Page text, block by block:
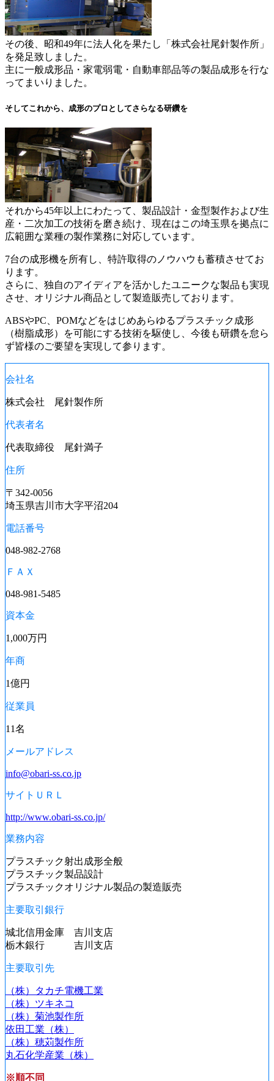
その後、昭和49年に法人化を果たし「株式会社尾針製作所」
を発足致しました。
主に一般成形品・家電弱電・自動車部品等の製品成形を行な
ってまいりました。
そしてこれから、成形のプロとしてさらなる研鑽を
それから45年以上にわたって、製品設計・金型製作および生
産・二次加工の技術を磨き続け、現在はこの埼玉県を拠点に
広範囲な業種の製作業務に対応しています。
7台の成形機を所有し、特許取得のノウハウも蓄積させてお
ります。
さらに、独自のアイディアを活かしたユニークな製品も実現
させ、オリジナル商品として製造販売しております。
ABSやPC、POMなどをはじめあらゆるプラスチック成形
（樹脂成形）を可能にする技術を駆使し、今後も研鑽を怠ら
ず皆様のご要望を実現して参ります。
会社名
株式会社 尾針製作所
代表者名
代表取締役 尾針満子
住所
〒342-0056
埼玉県吉川市大字平沼204
電話番号
048-982-2768
ＦＡＸ
048-981-5485
資本金
1,000万円
年商
1億円
従業員
11名
メールアドレス
info@obari-ss.co.jp
サイトＵＲＬ
http://www.obari-ss.co.jp/
業務内容
プラスチック射出成形全般
プラスチック製品設計
プラスチックオリジナル製品の製造販売
主要取引銀行
城北信用金庫 吉川支店
栃木銀行 吉川支店
主要取引先
（株）タカチ電機工業
（株）ツキネコ
（株）菊池製作所
依田工業（株）
（株）穂苅製作所
丸石化学産業（株）
※順不同